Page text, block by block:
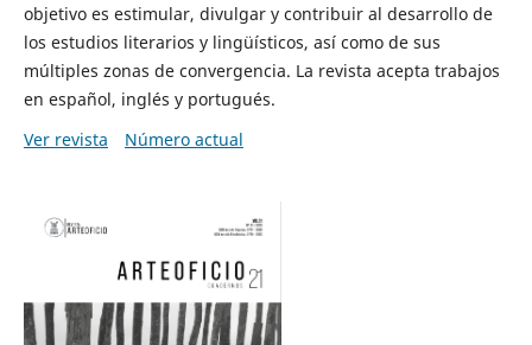
objetivo es estimular, divulgar y contribuir al desarrollo de
los estudios literarios y lingüísticos, así como de sus
múltiples zonas de convergencia. La revista acepta trabajos
en español, inglés y portugués.
Ver revista
Número actual